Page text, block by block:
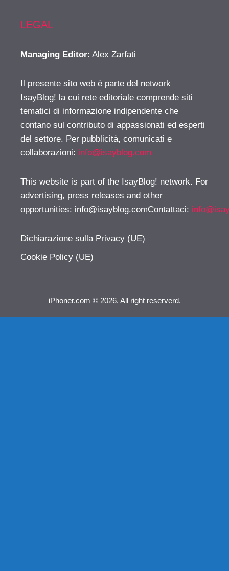
LEGAL
Managing Editor: Alex Zarfati
Il presente sito web è parte del network
IsayBlog! la cui rete editoriale comprende siti
tematici di informazione indipendente che
contano sul contributo di appassionati ed esperti
del settore. Per pubblicità, comunicati e
collaborazioni: info@isayblog.com
This website is part of the IsayBlog! network. For
advertising, press releases and other
opportunities: info@isayblog.comContattaci:
Dichiarazione sulla Privacy (UE)
Cookie Policy (UE)
iPhoner.com © 2026. All right reserverd.